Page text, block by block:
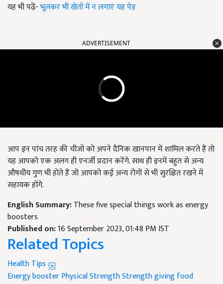
यह भी पढ़ें-भूलकर भी खेतों में न लगाएं यह पेड़
ADVERTISEMENT
आप इन पांच तरह की चीजों को अपने दैनिक खानपान में शामिल करते हैं तो
यह आपको एक अलग ही एनर्जी प्रदान करेंगे. साथ ही इनमें बहुत से अन्य
औषधीय गुण भी होते हैं जो आपको कई अन्य रोगों से भी सुरक्षित रखने में
सहायक होंगे.
English Summary:These five special things work as energy
boosters
Published on:16 September 2023, 01:48 PM IST
Related Topics
Health Tips
Energy boosterPhysical StrengthStrength giving food